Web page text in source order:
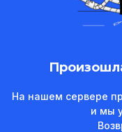
На нашем сервере
и мы